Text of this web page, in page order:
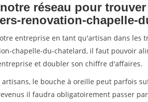
réseau pour
renovation-chapelle-
entreprise en tant qu'artisan dans les
chapelle-du-chatelard, il faut pouvoir
et doubler son chiffre d'affaires.
le bouche à oreille peut parfois
il faudra obligatoirement passer